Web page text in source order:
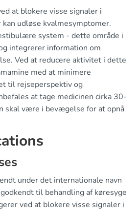
at blokere visse signaler i
udløse kvalmesymptomer.
system - dette område i
integrerer information om
Ved at reducere aktivitet i dette
med at minimere
til rejseperspektiv og
at tage medicinen cirka 30-
skal være i bevægelse for at opnå
under det internationale navn
til behandling af køresyge
ved at blokere visse signaler i